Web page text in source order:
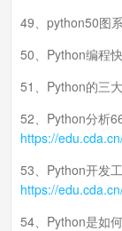
49、python50图
50、Python编程
51、Python的三
52、Python分析
https://
53、Python开发
https://
54、Python是如